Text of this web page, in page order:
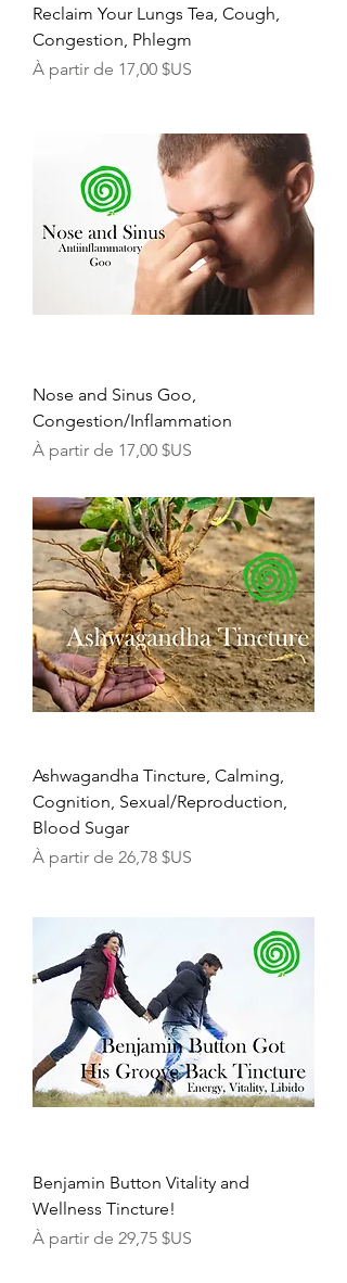
Reclaim Your Lungs Tea, Cough,
Congestion, Phlegm
À partir de 17,00 $US
Prix promotionnel
Nose and Sinus Goo,
Congestion/Inflammation
À partir de 17,00 $US
Prix promotionnel
Ashwagandha Tincture, Calming,
Cognition, Sexual/Reproduction,
Blood Sugar
À partir de 26,78 $US
Prix promotionnel
Benjamin Button Vitality and
Wellness Tincture!
À partir de 29,75 $US
Prix promotionnel